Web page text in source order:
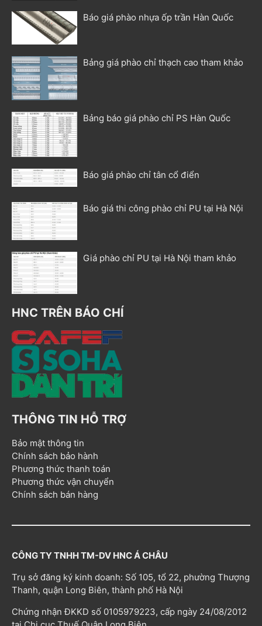
Báo giá phào nhựa ốp trần Hàn Quốc
Bảng giá phào chỉ thạch cao tham khảo
Bảng báo giá phào chỉ PS Hàn Quốc
Báo giá phào chỉ tân cổ điển
Báo giá thi công phào chỉ PU tại Hà Nội
Giá phào chỉ PU tại Hà Nội tham khảo
HNC TRÊN BÁO CHÍ
THÔNG TIN HỖ TRỢ
Bảo mật thông tin
Chính sách bảo hành
Phương thức thanh toán
Phương thức vận chuyển
Chính sách bán hàng
CÔNG TY TNHH TM-DV HNC Á CHÂU
Trụ sở đăng ký kinh doanh: Số 105, tổ 22, phường Thượng
Thanh, quận Long Biên, thành phố Hà Nội
Chứng nhận ĐKKD số 0105979223, cấp ngày 24/08/2012